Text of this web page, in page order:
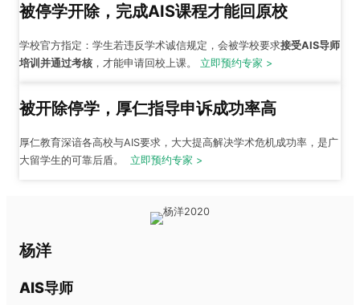
被停学开除，完成AIS课程才能回原校
学校官方指定：学生若违反学术诚信规定，会被学校要求接受AIS导师
培训并通过考核 ，才能申请回校上课。 立即预约专家 >
被开除停学，厚仁指导申诉成功率高
厚仁教育深谙各高校与AIS要求，大大提高解决学术危机成功率，是广
大留学生的可靠后盾。 立即预约专家 >
杨洋
AIS导师